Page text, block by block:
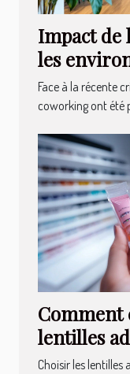
Impact de
les
coworking
Face à la récente
coworking ont été
Comment
lentilles
quotidien ?
Choisir les